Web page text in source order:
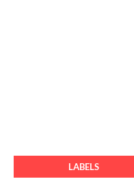
LABELS